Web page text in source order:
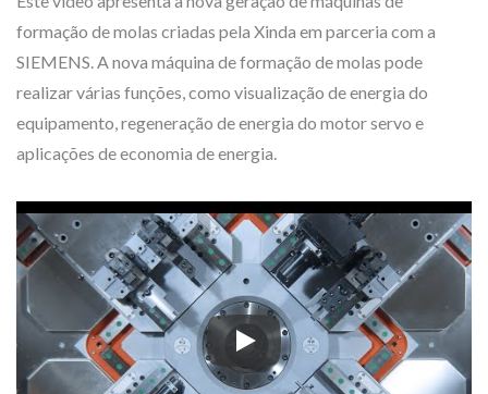
formação de molas criadas pela Xinda em parceria com a
SIEMENS. A nova máquina de formação de molas pode
realizar várias funções, como visualização de energia do
equipamento, regeneração de energia do motor servo e
aplicações de economia de energia.
Este vídeo apresenta a nova